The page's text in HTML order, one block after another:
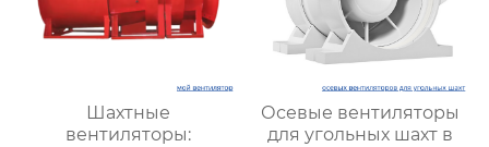
Шахтные
вентиляторы:
Осевые вентиляторы
для угольных шахт в